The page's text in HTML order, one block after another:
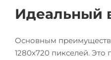
Идеальный
Основным
1280x720 пикселей. Это